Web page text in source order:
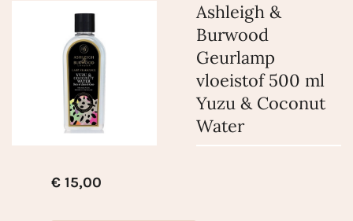
Ashleigh &
Burwood
Geurlamp
vloeistof 500 ml
Yuzu & Coconut
Water
€ 15,00